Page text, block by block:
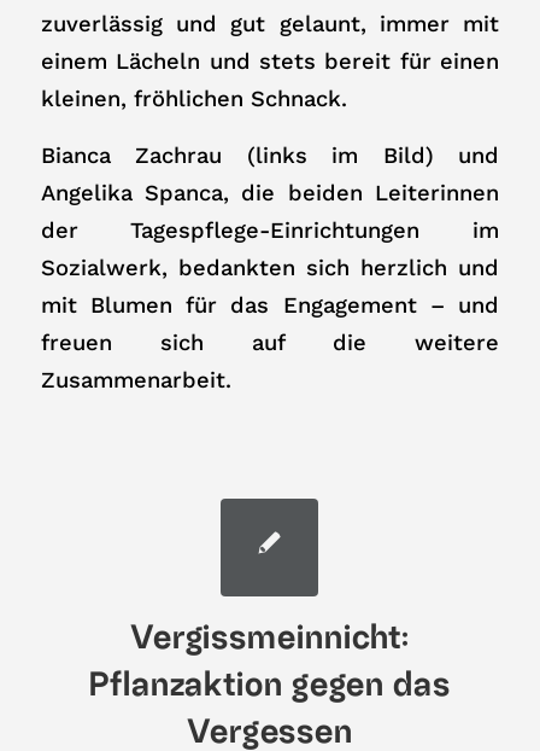
zuverlässig und gut gelaunt, immer mit
einem Lächeln und stets bereit für einen
kleinen, fröhlichen Schnack.
Bianca Zachrau (links im Bild) und
Angelika Spanca, die beiden Leiterinnen
der Tagespflege-Einrichtungen im
Sozialwerk, bedankten sich herzlich und
mit Blumen für das Engagement – und
freuen sich auf die weitere
Zusammenarbeit.
Vergissmeinnicht:
Pflanzaktion gegen das
Vergessen